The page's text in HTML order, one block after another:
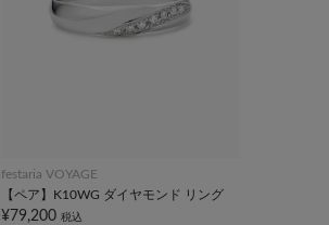
festaria VOYAGE
【ペア】K10WG ダイヤモンド リング
¥79,200 税込